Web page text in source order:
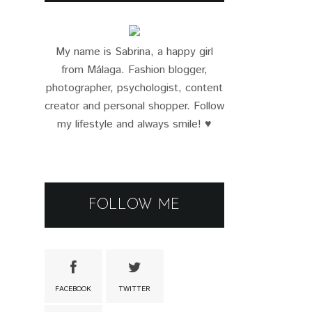
My name is Sabrina, a happy girl
from Málaga. Fashion blogger,
photographer, psychologist, content
creator and personal shopper. Follow
my lifestyle and always smile! ♥
FOLLOW ME
FACEBOOK TWITTER